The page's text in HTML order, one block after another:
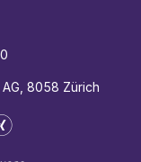
8058 Zürich